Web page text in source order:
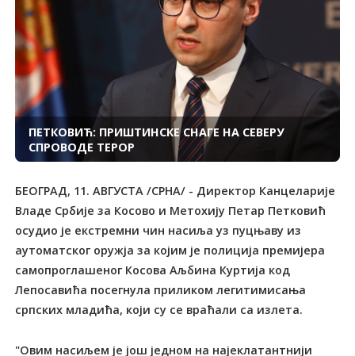
ПЕТКОВИЋ: ПРИШТИНСКЕ СНАГЕ НА СЕВЕРУ
СПРОВОДЕ ТЕРОР
БЕОГРАД, 11. АВГУСТА /СРНА/ - Директор Канцеларије
Владе Србије за Косово и Метохију Петар Петковић
осудио је екстремни чин насиља уз пуцњаву из
аутоматског оружја за којим је полиција премијера
самопроглашеног Косова Аљбина Куртија код
Лепосавића посегнула приликом легитимисања
српских младића, који су се враћали са излета.
"Овим насиљем је још једном на најеклатантнији